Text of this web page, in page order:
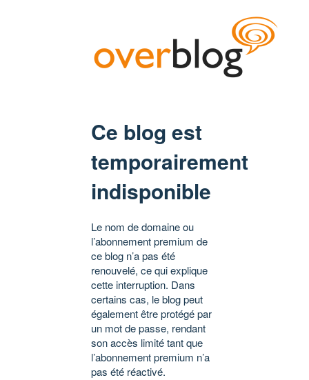
Ce blog est
temporairement
indisponible
Le nom de domaine ou
l’abonnement premium de
ce blog n’a pas été
renouvelé, ce qui explique
cette interruption. Dans
certains cas, le blog peut
également être protégé par
un mot de passe, rendant
son accès limité tant que
l’abonnement premium n’a
pas été réactivé.